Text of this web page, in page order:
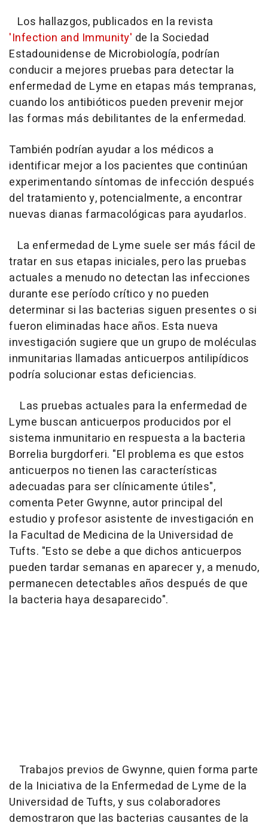
Los hallazgos, publicados en la revista
'Infection and Immunity' de la Sociedad
Estadounidense de Microbiología, podrían
conducir a mejores pruebas para detectar la
enfermedad de Lyme en etapas más tempranas,
cuando los antibióticos pueden prevenir mejor
las formas más debilitantes de la enfermedad.
También podrían ayudar a los médicos a
identificar mejor a los pacientes que continúan
experimentando síntomas de infección después
del tratamiento y, potencialmente, a encontrar
nuevas dianas farmacológicas para ayudarlos.
La enfermedad de Lyme suele ser más fácil de
tratar en sus etapas iniciales, pero las pruebas
actuales a menudo no detectan las infecciones
durante ese período crítico y no pueden
determinar si las bacterias siguen presentes o si
fueron eliminadas hace años. Esta nueva
investigación sugiere que un grupo de moléculas
inmunitarias llamadas anticuerpos antilipídicos
podría solucionar estas deficiencias.
Las pruebas actuales para la enfermedad de
Lyme buscan anticuerpos producidos por el
sistema inmunitario en respuesta a la bacteria
Borrelia burgdorferi. "El problema es que estos
anticuerpos no tienen las características
adecuadas para ser clínicamente útiles",
comenta Peter Gwynne, autor principal del
estudio y profesor asistente de investigación en
la Facultad de Medicina de la Universidad de
Tufts. "Esto se debe a que dichos anticuerpos
pueden tardar semanas en aparecer y, a menudo,
permanecen detectables años después de que
la bacteria haya desaparecido".
Trabajos previos de Gwynne, quien forma parte
de la Iniciativa de la Enfermedad de Lyme de la
Universidad de Tufts, y sus colaboradores
demostraron que las bacterias causantes de la